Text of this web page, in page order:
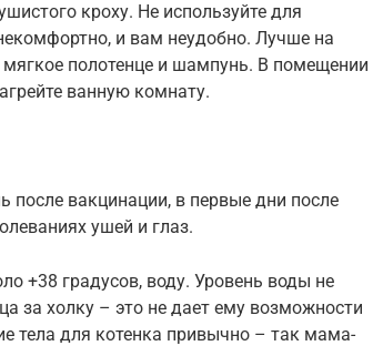
кроху. Не используйте для
и вам неудобно. Лучше на
мягкое полотенце и шампунь. В помещении
ванную комнату.
после вакцинации, в первые дни после
ушей и глаз.
+38 градусов, воду. Уровень воды не
за холку – это не дает ему возможности
тела для котенка привычно – так мама-